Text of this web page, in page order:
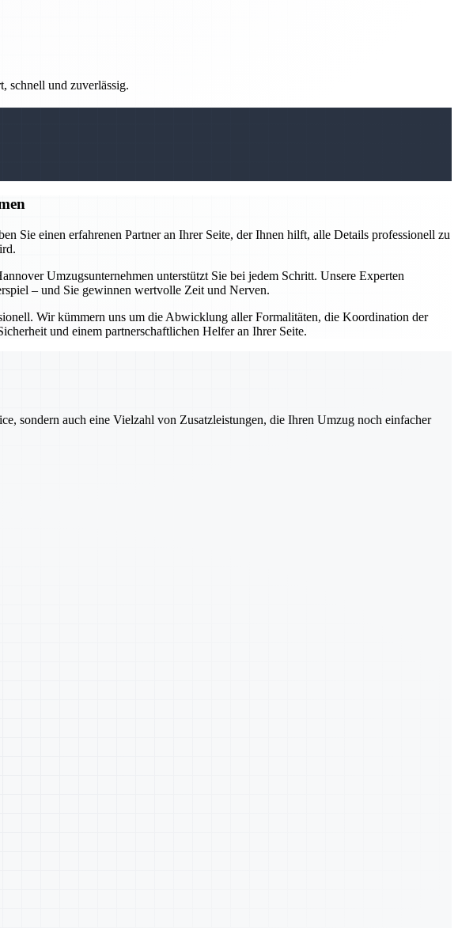
schnell und zuverlässig.
Sie einen erfahrenen Partner an Ihrer Seite, der Ihnen hilft, alle Details professionell zu
Umzugsunternehmen unterstützt Sie bei jedem Schritt. Unsere Experten
– und Sie gewinnen wertvolle Zeit und Nerven.
Wir kümmern uns um die Abwicklung aller Formalitäten, die Koordination der
und einem partnerschaftlichen Helfer an Ihrer Seite.
sondern auch eine Vielzahl von Zusatzleistungen, die Ihren Umzug noch einfacher